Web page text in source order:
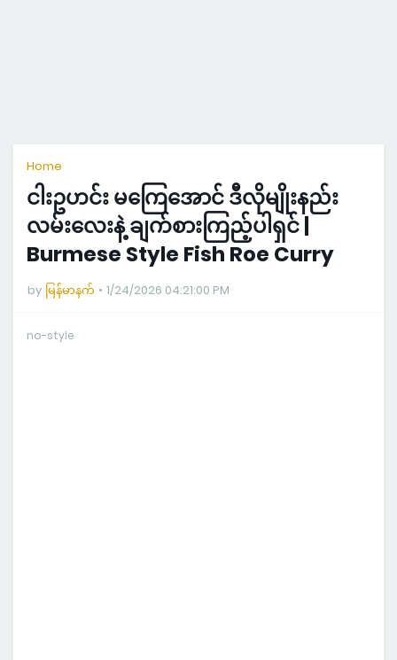
Home
ငါးဥဟင်း မကြေအောင် ဒီလိုမျိုးနည်း
လမ်းလေးနဲ့ ချက်စားကြည့်ပါရှင် |
Burmese Style Fish Roe Curry
by မြန်မာနက် 1/24/2026 04:21:00 PM
no-style